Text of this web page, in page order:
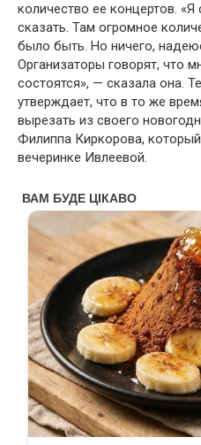
количество ее концертов.
сказать. Там огромное
было быть. Но ничего,
Организаторы говорят, что
состоятся», — сказала она.
утверждает, что в то же
вырезать из своего
Филиппа Киркорова,
вечеринке Ивлеевой.